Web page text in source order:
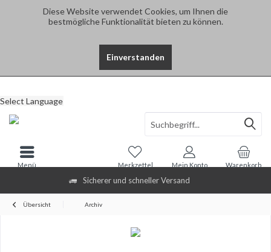
Diese Website verwendet Cookies, um Ihnen die
bestmögliche Funktionalität bieten zu können.
Einverstanden
Sicherer und schneller Versand
Select Language
Warenkorb
Merkzettel Mein Konto
Menü
Übersicht Archiv